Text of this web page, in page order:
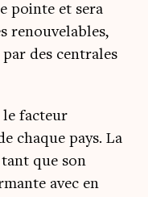
pointe et sera
renou­ve­lables,
des cen­trales
le fac­teur
chaque pays. La
que son
avec en